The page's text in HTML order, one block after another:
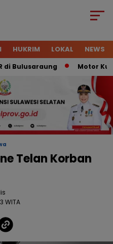
HUKRIM LOKAL NEWS
Motor Kurir
Telan Korban
WITA